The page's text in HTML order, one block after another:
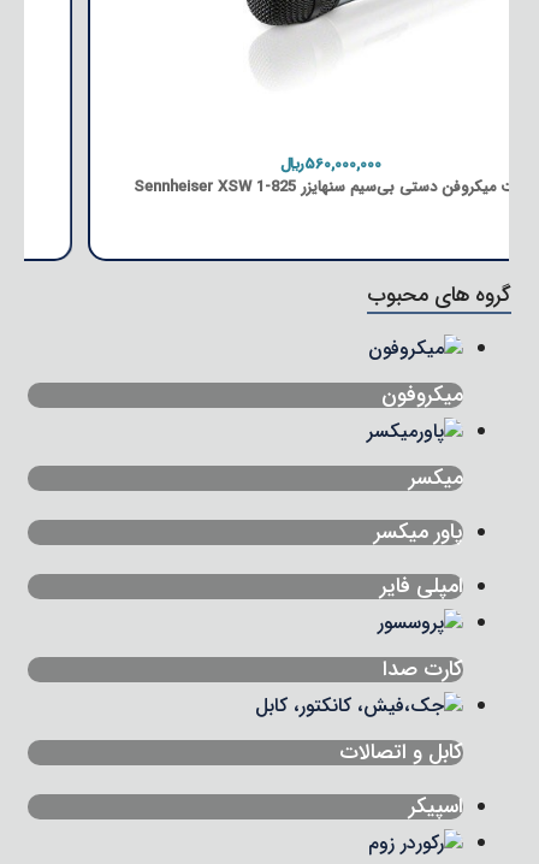
هدفون بیرداینامیک Beyerdynamic DT 990 Pro 250 ohm
گروه های محبوب
میکروفون
میکسر
پاور میکسر
امپلی فایر
کارت صدا
کابل و اتصالات
اسپیکر